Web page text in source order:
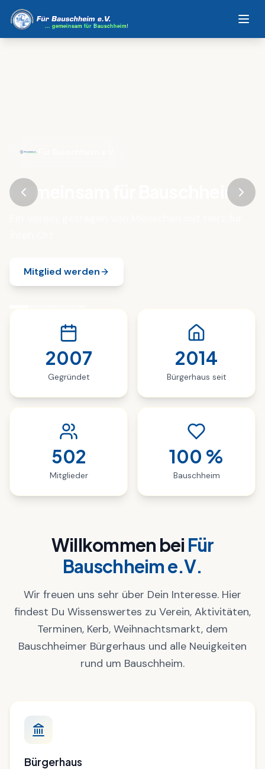
Gemeinsam für Bauschheim
Mitglied werden
2007
Gegründet
2014
Bürgerhaus seit
502
Mitglieder
100 %
Bauschheim
Willkommen bei Für
Bauschheim e.V.
Wir freuen uns sehr über Dein Interesse. Hier
findest Du Wissenswertes zu Verein, Aktivitäten,
Terminen, Kerb, Weihnachtsmarkt, dem
Bauschheimer Bürgerhaus und alle Neuigkeiten
rund um Bauschheim.
Bürgerhaus